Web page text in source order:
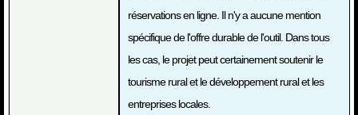
réservations en ligne. Il n'y a aucune mention
spécifique de l'offre durable de l'outil. Dans tous
les cas, le projet peut certainement soutenir le
tourisme rural et le développement rural et les
entreprises locales.